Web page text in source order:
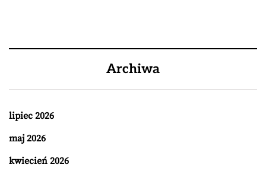
Archiwa
lipiec 2026
maj 2026
kwiecień 2026